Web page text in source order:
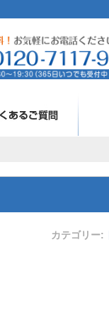
カテゴリー